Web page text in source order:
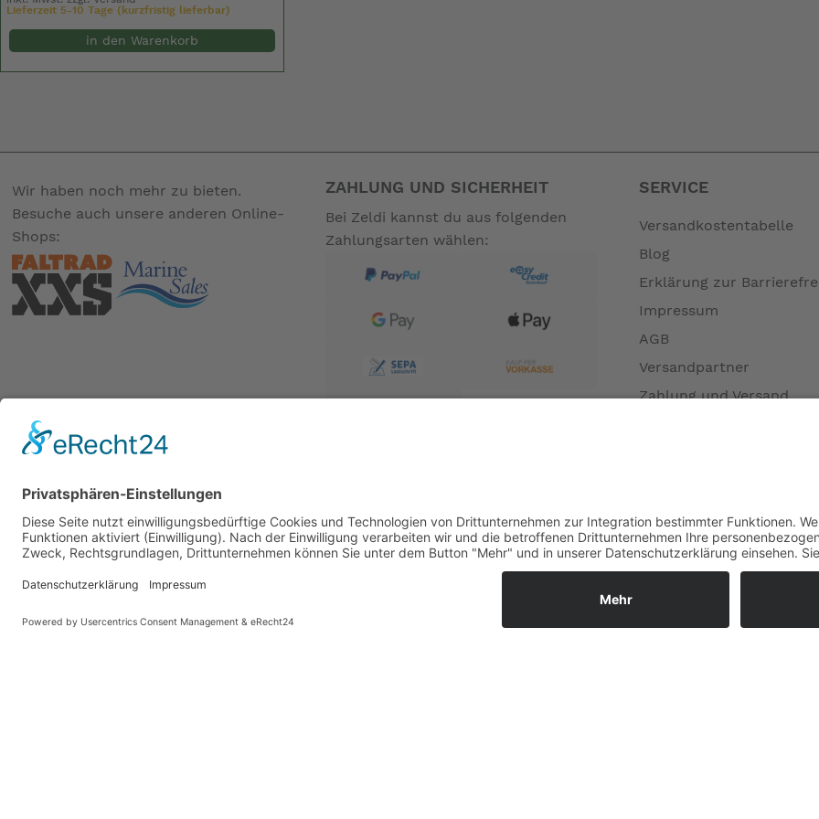
Lieferzeit 5-10 Tage (kurzfristig lieferbar)
in den Warenkorb
Wir haben noch mehr zu bieten.
Besuche auch unsere anderen Online-
Shops:
PARTNER
ZAHLUNG UND SICHERHEIT
Bei Zeldi kannst du aus folgenden
Zahlungsarten wählen:
SERVICE
Versandkostentabelle
Blog
Erklärung zur
Impressum
AGB
Versandpartner
Zahlung und Versand
Fernabsatz
Widerrufsrecht bei